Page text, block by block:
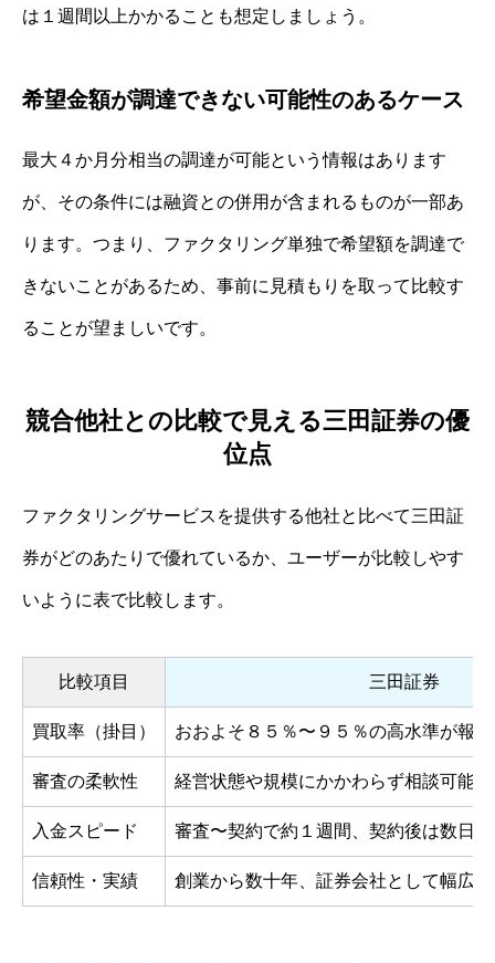
は１週間以上かかることも想定しましょう。
希望金額が調達できない可能性のあるケース
最大４か月分相当の調達が可能という情報はあります
が、その条件には融資との併用が含まれるものが一部あ
ります。つまり、ファクタリング単独で希望額を調達で
きないことがあるため、事前に見積もりを取って比較す
ることが望ましいです。
競合他社との比較で見える三田証券の優
位点
ファクタリングサービスを提供する他社と比べて三田証
券がどのあたりで優れているか、ユーザーが比較しやす
いように表で比較します。
比較項目 三田証券
買取率（掛目） おおよそ８５％〜９５％の高水準が報
審査の柔軟性 経営状態や規模にかかわらず相談可能
入金スピード 審査〜契約で約１週間、契約後は数日
信頼性・実績 創業から数十年、証券会社として幅広